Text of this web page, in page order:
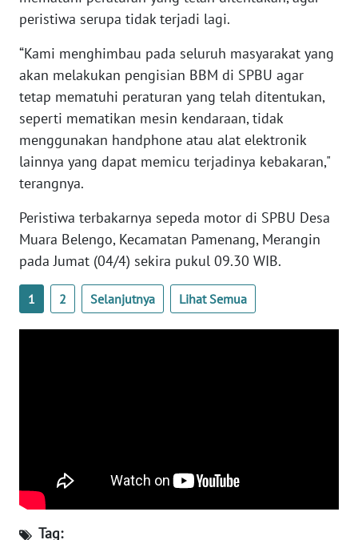
peristiwa serupa tidak terjadi lagi.
“Kami menghimbau pada seluruh masyarakat yang
akan melakukan pengisian BBM di SPBU agar
tetap mematuhi peraturan yang telah ditentukan,
seperti mematikan mesin kendaraan, tidak
menggunakan handphone atau alat elektronik
lainnya yang dapat memicu terjadinya kebakaran,"
terangnya.
Peristiwa terbakarnya sepeda motor di SPBU Desa
Muara Belengo, Kecamatan Pamenang, Merangin
pada Jumat (04/4) sekira pukul 09.30 WIB.
1 2 Selanjutnya Lihat Semua
Tag:
WN
WN
SERAMBI
WN
JAMBI
SULTRA
WN
WN
SULTENG
WN
SUMBAR